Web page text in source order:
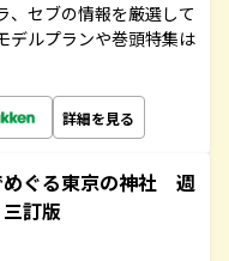
、セブの情報を厳選して
デルプランや巻頭特集は
詳細を見る
ぐる東京の神社 週
訂版